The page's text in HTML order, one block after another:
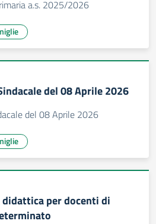
a.s. 2025/2026
del 08 Aprile 2026
del 08 Aprile 2026
per docenti di